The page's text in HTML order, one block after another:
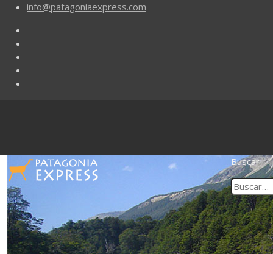
info@patagoniaexpress.com
Buscar